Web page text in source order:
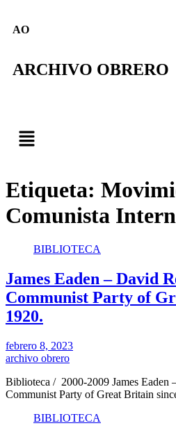
AO
ARCHIVO OBRERO
Etiqueta:
Comunista
BIBLIOTECA
James Eaden – David
Communist Party of
1920.
febrero 8, 2023
archivo obrero
Biblioteca / 2000-2009 James Eaden
Communist Party of Great Britain
BIBLIOTECA